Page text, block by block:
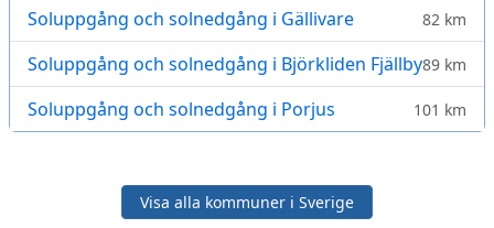
Soluppgång och solnedgång i Gällivare 82 km
Soluppgång och solnedgång i Björkliden Fjällby89 km
Soluppgång och solnedgång i Porjus 101 km
Visa alla kommuner i Sverige